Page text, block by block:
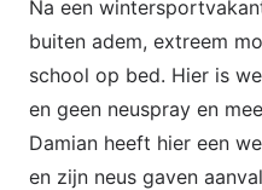
Na een
buiten adem, extreem
school op bed. Hier is
en geen neuspray en
Damian heeft hier een
en zijn neus gaven